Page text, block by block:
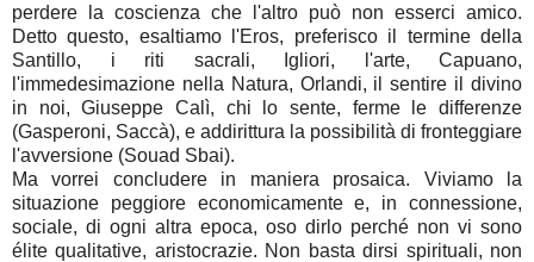
perdere la coscienza che l'altro può non esserci amico.
Detto questo, esaltiamo l'Eros, preferisco il termine della
Santillo, i riti sacrali, Igliori, l'arte, Capuano,
l'immedesimazione nella Natura, Orlandi, il sentire il divino
in noi, Giuseppe Calì, chi lo sente, ferme le differenze
(Gasperoni, Saccà), e addirittura la possibilità di fronteggiare
l'avversione (Souad Sbai).
Ma vorrei concludere in maniera prosaica. Viviamo la
situazione peggiore economicamente e, in connessione,
sociale, di ogni altra epoca, oso dirlo perché non vi sono
élite qualitative, aristocrazie. Non basta dirsi spirituali, non